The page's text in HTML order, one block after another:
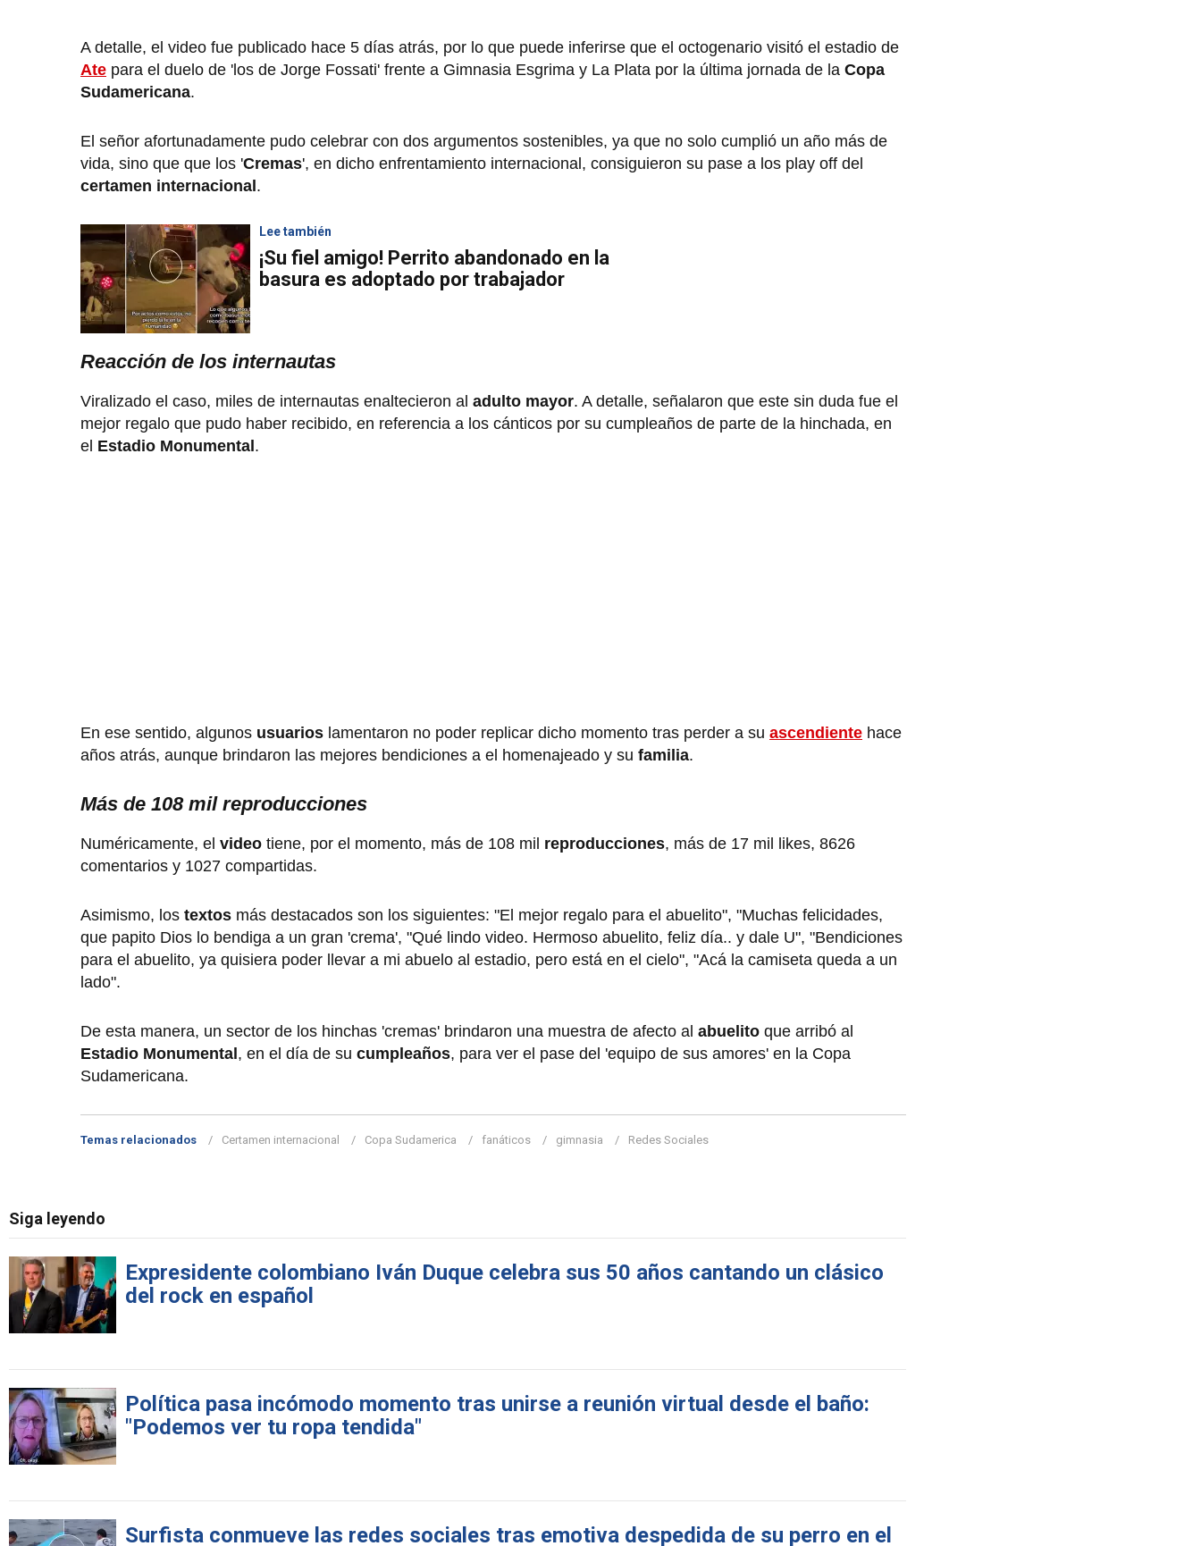
A detalle, el video fue publicado hace 5 días atrás, por lo que puede inferirse que el octogenario visitó el estadio de
Ate para el duelo de 'los de Jorge Fossati' frente a Gimnasia Esgrima y La Plata por la última jornada de la Copa
Sudamericana.
El señor afortunadamente pudo celebrar con dos argumentos sostenibles, ya que no solo cumplió un año más de
vida, sino que que los 'Cremas', en dicho enfrentamiento internacional, consiguieron su pase a los play off del
certamen internacional .
Lee también
¡Su fiel amigo! Perrito abandonado en la
basura es adoptado por trabajador
Reacción de los internautas
Viralizado el caso, miles de internautas enaltecieron al adulto mayor. A detalle, señalaron que este sin duda fue el
mejor regalo que pudo haber recibido, en referencia a los cánticos por su cumpleaños de parte de la hinchada, en
el Estadio Monumental .
En ese sentido, algunos usuarios lamentaron no poder replicar dicho momento tras perder a su ascendiente hace
años atrás, aunque brindaron las mejores bendiciones a el homenajeado y su familia.
Más de 108 mil reproducciones
Numéricamente, el video tiene, por el momento, más de 108 mil reproducciones, más de 17 mil likes, 8626
comentarios y 1027 compartidas.
Asimismo, los textos más destacados son los siguientes: "El mejor regalo para el abuelito", "Muchas felicidades,
que papito Dios lo bendiga a un gran 'crema', "Qué lindo video. Hermoso abuelito, feliz día.. y dale U", "Bendiciones
para el abuelito, ya quisiera poder llevar a mi abuelo al estadio, pero está en el cielo", "Acá la camiseta queda a un
lado".
De esta manera, un sector de los hinchas 'cremas' brindaron una muestra de afecto al abuelito que arribó al
Estadio Monumental , en el día de su cumpleaños, para ver el pase del 'equipo de sus amores' en la Copa
Sudamericana.
Temas relacionados Certamen internacional Copa Sudamerica fanáticos gimnasia Redes Sociales
Siga leyendo
Expresidente colombiano Iván Duque celebra sus 50 años cantando un clásico
del rock en español
Política pasa incómodo momento tras unirse a reunión virtual desde el baño:
"Podemos ver tu ropa tendida"
Surfista conmueve las redes sociales tras emotiva despedida de su perro en el